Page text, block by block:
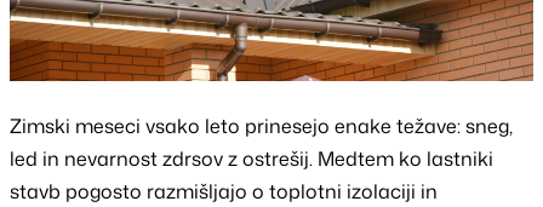
Zimski meseci vsako leto prinesejo enake težave: sneg,
led in nevarnost zdrsov z ostrešij. Medtem ko lastniki
stavb pogosto razmišljajo o toplotni izolaciji in